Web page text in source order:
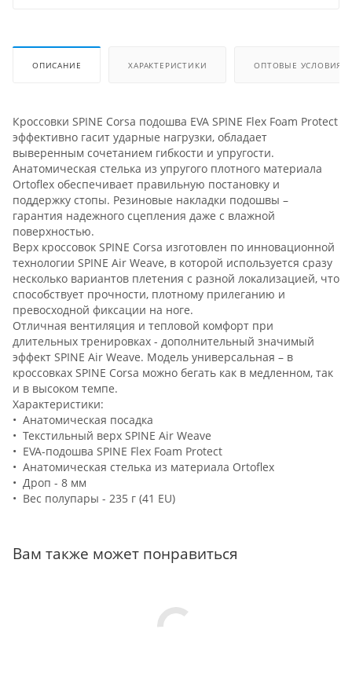
ОПИСАНИЕ ХАРАКТЕРИСТИКИ ОПТОВЫЕ УСЛОВИЯ
Кроссовки SPINE Corsa подошва EVA SPINE Flex Foam Protect
эффективно гасит ударные нагрузки, обладает
выверенным сочетанием гибкости и упругости.
Анатомическая стелька из упругого плотного материала
Ortoflex обеспечивает правильную постановку и
поддержку стопы. Резиновые накладки подошвы –
гарантия надежного сцепления даже с влажной
поверхностью.
Верх кроссовок SPINE Corsa изготовлен по инновационной
технологии SPINE Air Weave, в которой используется сразу
несколько вариантов плетения с разной локализацией, что
способствует прочности, плотному прилеганию и
превосходной фиксации на ноге.
Отличная вентиляция и тепловой комфорт при
длительных тренировках - дополнительный значимый
эффект SPINE Air Weave. Модель универсальная – в
кроссовках SPINE Corsa можно бегать как в медленном, так
и в высоком темпе.
Характеристики:
• Анатомическая посадка
• Текстильный верх SPINE Air Weave
• EVA-подошва SPINE Flex Foam Protect
• Анатомическая стелька из материала Ortoflex
• Дроп - 8 мм
• Вес полупары - 235 г (41 EU)
Вам также может понравиться